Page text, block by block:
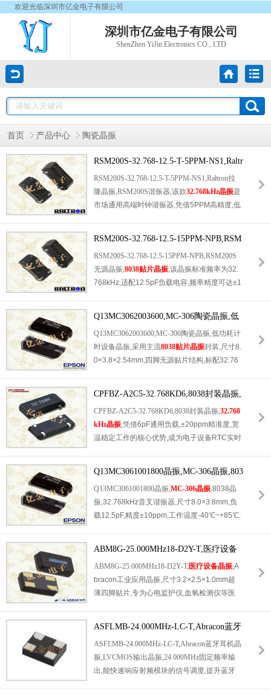
欢迎光临深圳市亿金电子有限公司
深圳市亿金电子有限公司
ShenZhen YiJin Electronics CO., LTD
首页 产品中心 陶瓷晶振
RSM200S-32.768-12.5-T-5PPM-NS1,Raltr
on拉隆晶振,RSM200S谐振器
RSM200S-32.768-12.5-T-5PPM-NS1,Raltron拉
隆晶振,RSM200S谐振器,该款32.768kHz晶振是
市场通用高端时钟谐振器,凭借5PPM高精度,低
装正品,现货库存充足,支持大小批量采购,交货
高效快捷.同时提供专业选型咨询,技术答疑,参
数匹配等一站式服务,解决客户选型难,货源不
稳,品质无保障等痛点.多年行业深耕,凭借靠谱
大厂商,采购商来电咨询合作:0755-27876565.
RSM200S-32.768-12.5-15PPM-NPB,RSM
200S无源晶振,8038贴片晶振
RSM200S-32.768-12.5-15PPM-NPB,RSM200S
无源晶振, 8038贴片晶振 ,该晶振标准频率为32.
768kHz,适配12.5pF负载电容,频率精度可达±1
标准8038贴片封装,体积小巧,贴合主流贴片焊
接工艺,适配自动化SMT生产,大幅提升生产效
率.同时具备宽温工作特性,可在-40℃至+85℃
严苛温度环境下稳定运行,抗老化,抗干扰能力
市亿金电子作为Raltron品牌正规代理,原装正
各界客户来电咨询选型.
Q13MC3062003600,MC-306陶瓷晶振,低
功耗计时设备晶振
Q13MC3062003600,MC-306陶瓷晶振,低功耗计
时设备晶振,采用主流8038贴片晶振封装,尺寸8.
0×3.8×2.54mm,四脚无源贴片结构,标配32.76
公差稳定,年老化率极低,长期待机运行几乎无
频偏误差,完美适配设备长期休眠守时,定时唤
醒,数据计时等核心功能.具备超低工作功耗,大
幅降低电池供电设备能耗,有效延长设备续航时
陶瓷密封结构抗震防潮,适配SMT自动化生产,
耗计时终端设备.我司原厂直供,现货充足,可提
供试样,规格书及全套资质,批量交期稳定.
CPFBZ-A2C5-32.768KD6,8038封装晶振,
32.768kHz晶振
CPFBZ-A2C5-32.768KD6,8038封装晶振, 32.768
kHz晶振 ,凭借6pF通用负载,±20ppm精准度,宽
温稳定工作的核心优势,成为电子设备RTC实时
提升产品组装效率,降低生产成本.器件低功耗,
高稳定性的特性,完美适配电池供电,长期待机
的智能终端设备,可有效改善产品计时不准,待
机耗电快等问题.
Q13MC3061001800晶振,MC-306晶振,803
8晶振
Q13MC3061001800晶振, MC-306晶振 ,8038晶
振,32.768kHz音叉谐振器,尺寸8.0×3.8mm,负
载12.5pF,精度±10ppm,工作温度-40℃~+85℃.
扰等特性,广泛用于智能表计,物联网模块,消费
电子主板RTC电路.货源稳定可持续供货,可提
供样品测试与原厂规格书,满足研发试样与大批
量生产采购需求.
ABM8G-25.000MHz18-D2Y-T,医疗设备
晶振,Abracon工业应用晶振
ABM8G-25.000MHz18-D2Y-T, 医疗设备晶振 ,A
bracon工业应用晶振,尺寸3.2×2.5×1.0mm超
薄四脚贴片,专为心电监护仪,血氧检测仪等医
40℃~85℃,病房恒温,消毒高温环境下频漂控制
严格,年老化率仅±3ppm,长期运行数据采样时
序无偏差.玻璃真空密封封装绝缘性强,500MΩ
高绝缘电阻,规避医疗设备电磁干扰,保障生命
ASFLMB-24.000MHz-LC-T,Abracon蓝牙
耳机晶振,LVCMOS输出晶振
ASFLMB-24.000MHz-LC-T,Abracon蓝牙耳机晶
振,LVCMOS输出晶振,24.000MHz固定频率输
出,能快速响应射频模块的信号调度,提升蓝牙